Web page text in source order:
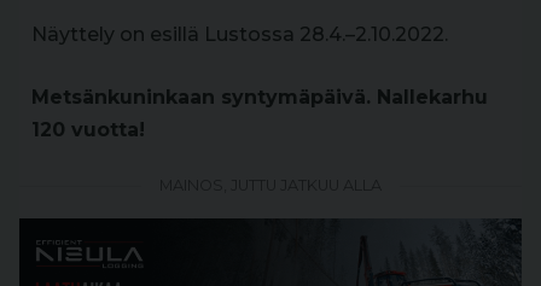
Näyttely on esillä Lustossa 28.4.–2.10.2022.
Metsänkuninkaan syntymäpäivä. Nallekarhu
120 vuotta!